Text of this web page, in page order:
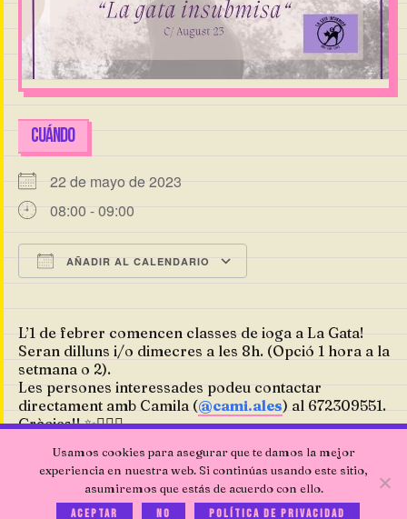
CUÁNDO
22 de mayo de 2023
08:00 - 09:00
AÑADIR AL CALENDARIO
L’1 de febrer comencen classes de ioga a La Gata!
Seran dilluns i/o dimecres a les 8h. (Opció 1 hora a la
setmana o 2).
Les persones interessades podeu contactar
directament amb Camila (@cami.ales) al 672309551.
Gràcies!! ✨🧘🏻‍♀️
Usamos cookies para asegurar que te damos la mejor
experiencia en nuestra web. Si continúas usando este sitio,
asumiremos que estás de acuerdo con ello.
Aceptar
No Política de privacidad